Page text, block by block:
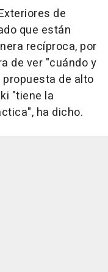
de
que están
recíproca, por
de ver "cuándo y
de alto
"tiene la
ha dicho.